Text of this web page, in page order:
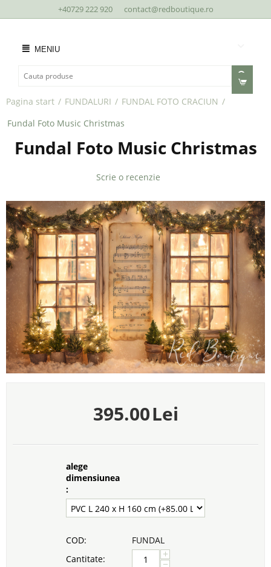
+40729 222 920 contact@redboutique.ro
MENIU
Pagina start / FUNDALURI / FUNDAL FOTO CRACIUN /
Fundal Foto Music Christmas
Fundal Foto Music Christmas
Scrie o recenzie
395.00Lei
alege
dimensiunea
:
COD:
FUNDAL
Cantitate:
+
−